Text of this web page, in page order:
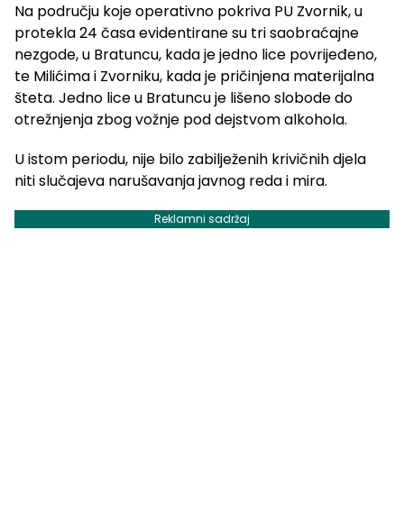
Na području koje operativno pokriva PU Zvornik, u
protekla 24 časa evidentirane su tri saobraćajne
nezgode, u Bratuncu, kada je jedno lice povrijeđeno,
te Milićima i Zvorniku, kada je pričinjena materijalna
šteta. Jedno lice u Bratuncu je lišeno slobode do
otrežnjenja zbog vožnje pod dejstvom alkohola.
U istom periodu, nije bilo zabilježenih krivičnih djela
niti slučajeva narušavanja javnog reda i mira.
Reklamni sadržaj